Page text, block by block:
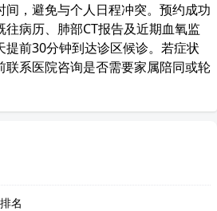
，避免与个人日程冲突。预约成功
往病历、肺部CT报告及近期血氧监
前30分钟到达诊区候诊。若症状
联系医院咨询是否需要家属陪同或轮
名